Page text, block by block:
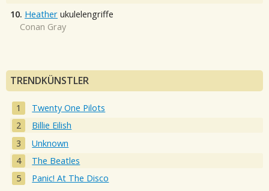
10. Heather ukulelengriffe
Conan Gray
TRENDKÜNSTLER
Twenty One Pilots
Billie Eilish
Unknown
The Beatles
Panic! At The Disco